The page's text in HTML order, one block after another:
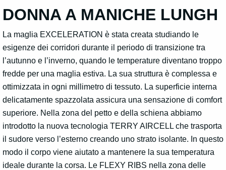
DONNA A MANICHE LUNGH
La maglia EXCELERATION è stata creata studiando le
esigenze dei corridori durante il periodo di transizione tra
l’autunno e l’inverno, quando le temperature diventano troppo
fredde per una maglia estiva. La sua struttura è complessa e
ottimizzata in ogni millimetro di tessuto. La superficie interna
delicatamente spazzolata assicura una sensazione di comfort
superiore. Nella zona del petto e della schiena abbiamo
introdotto la nuova tecnologia TERRY AIRCELL che trasporta
il sudore verso l’esterno creando uno strato isolante. In questo
modo il corpo viene aiutato a mantenere la sua temperatura
ideale durante la corsa. Le FLEXY RIBS nella zona delle